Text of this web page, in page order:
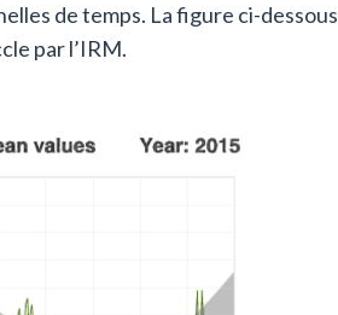
de temps. La figure ci-dessous
par l’IRM.